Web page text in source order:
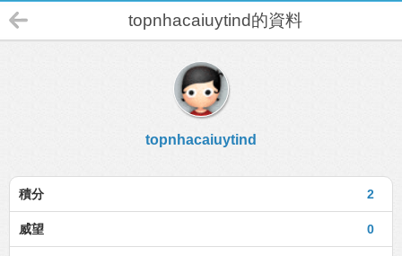
topnhacaiuytind的資料
topnhacaiuytind
2
積分
0
威望